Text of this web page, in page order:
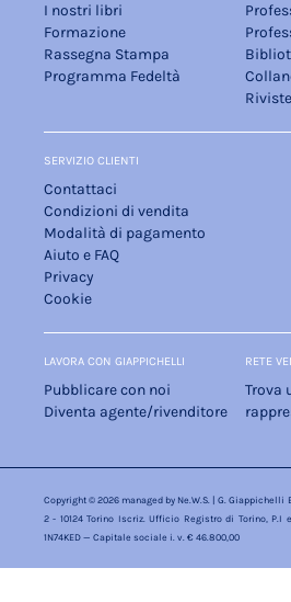
I nostri libri
Formazione
Rassegna Stampa
Programma Fedeltà
Riviste
SERVIZIO CLIENTI
Contattaci
Condizioni di vendita
Modalità di pagamento
Aiuto e FAQ
Privacy
Cookie
LAVORA CON GIAPPICHELLI
Pubblicare con noi
Diventa agente/rivenditore
RETE
Trova
Copyright © 2026 managed by Ne.W.S. | G. Giappichelli
2 - 10124 Torino Iscriz. Ufficio Registro di Torino, P.I
1N74KED — Capitale sociale i. v. € 46.800,00